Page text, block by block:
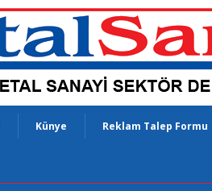
Künye Reklam Talep Formu